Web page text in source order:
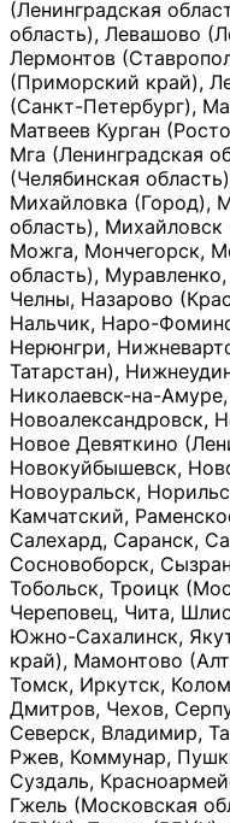
(Ленинградская
область), Левашово
Лермонтов
(Приморский край),
(Санкт-Петербург),
Матвеев Курган
Мга (Ленинградская
(Челябинская
Михайловка (Город),
область),
Можга, Мончегорск,
область),
Челны, Назарово
Нальчик, Наро-
Нерюнгри,
Татарстан),
Николаевск-на-
Новоалександровск,
Новое Девяткино
Новокуйбышевск,
Новоуральск,
Камчатский,
Салехард, Саранск,
Сосновоборск,
Тобольск, Троицк
Череповец, Чита,
Южно-Сахалинск,
край), Мамонтово
Томск, Иркутск,
Дмитров, Чехов,
Северск, Владимир,
Ржев, Коммунар,
Суздаль,
Гжель (Московская